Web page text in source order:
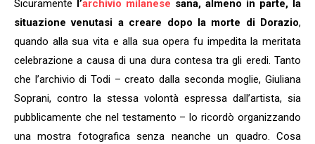
Sicuramente l’archivio milanese sana, almeno in parte, la
situazione venutasi a creare dopo la morte di Dorazio,
quando alla sua vita e alla sua opera fu impedita la meritata
celebrazione a causa di una dura contesa tra gli eredi. Tanto
che l’archivio di Todi – creato dalla seconda moglie, Giuliana
Soprani, contro la stessa volontà espressa dall’artista, sia
pubblicamente che nel testamento – lo ricordò organizzando
una mostra fotografica senza neanche un quadro. Cosa